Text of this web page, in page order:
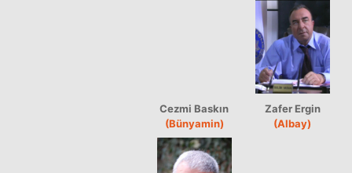
Cezmi Baskın
(Bünyamin)
Zafer Ergin
(Albay)